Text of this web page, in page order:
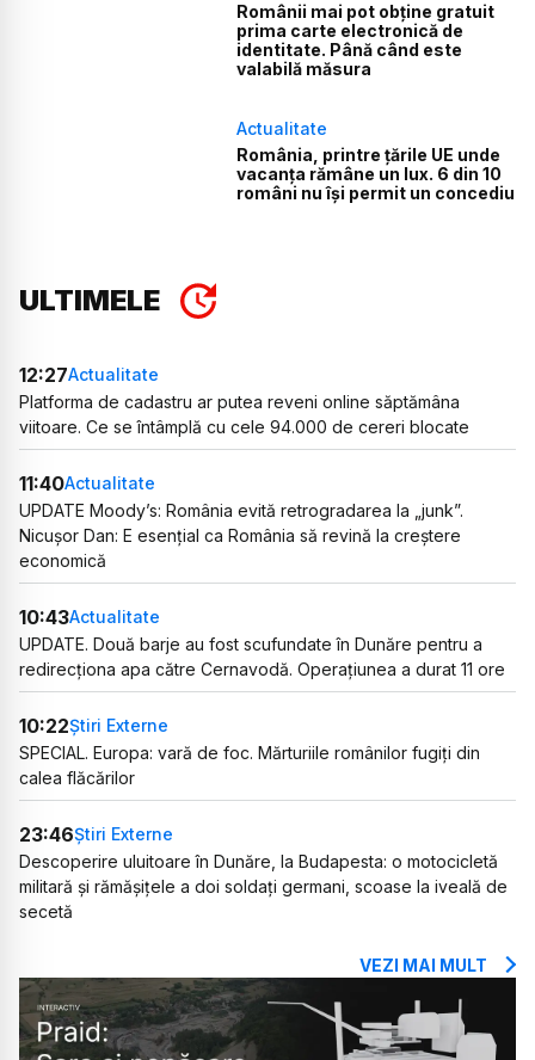
Românii mai pot obține gratuit
prima carte electronică de
identitate. Până când este
valabilă măsura
Actualitate
România, printre țările UE unde
vacanța rămâne un lux. 6 din 10
români nu își permit un concediu
ULTIMELE
12:27Actualitate
Platforma de cadastru ar putea reveni online săptămâna
viitoare. Ce se întâmplă cu cele 94.000 de cereri blocate
11:40Actualitate
UPDATE Moody’s: România evită retrogradarea la „junk”.
Nicușor Dan: E esențial ca România să revină la creștere
economică
10:43Actualitate
UPDATE. Două barje au fost scufundate în Dunăre pentru a
redirecționa apa către Cernavodă. Operațiunea a durat 11 ore
10:22Știri Externe
SPECIAL. Europa: vară de foc. Mărturiile românilor fugiți din
calea flăcărilor
23:46Știri Externe
Descoperire uluitoare în Dunăre, la Budapesta: o motocicletă
militară și rămășițele a doi soldați germani, scoase la iveală de
secetă
VEZI MAI MULT